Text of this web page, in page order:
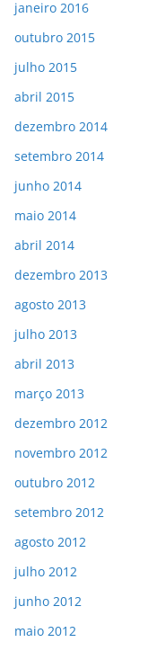
janeiro 2016
outubro 2015
julho 2015
abril 2015
dezembro 2014
setembro 2014
junho 2014
maio 2014
abril 2014
dezembro 2013
agosto 2013
julho 2013
abril 2013
março 2013
dezembro 2012
novembro 2012
outubro 2012
setembro 2012
agosto 2012
julho 2012
junho 2012
maio 2012